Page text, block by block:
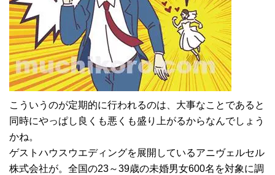
こういうのが定期的に行われるのは、大事なことであると
同時にやっぱし良くも悪くも盛り上がるからなんでしょう
かね。
ゲストハウスウエディングを展開しているアニヴェルセル
株式会社が。全国の23～39歳の未婚男女600名を対象に調